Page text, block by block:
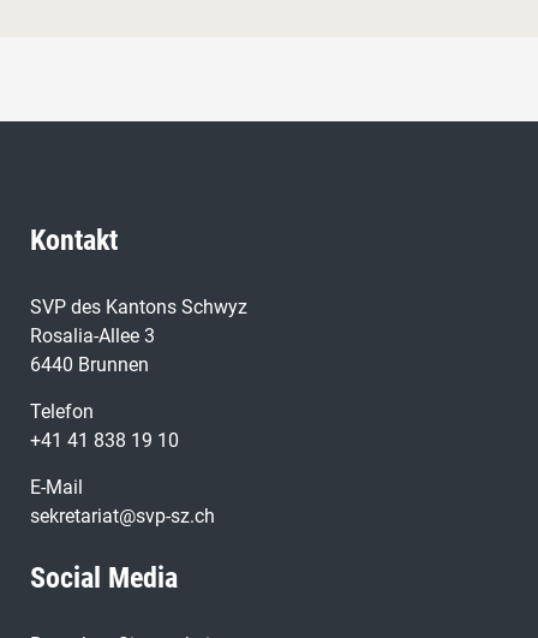
Kontakt
SVP des Kantons Schwyz
Rosalia-Allee 3
6440 Brunnen
Telefon
+41 41 838 19 10
E-Mail
sekretariat@svp-sz.ch
Social Media